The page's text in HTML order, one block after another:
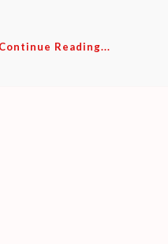
Continue Reading...